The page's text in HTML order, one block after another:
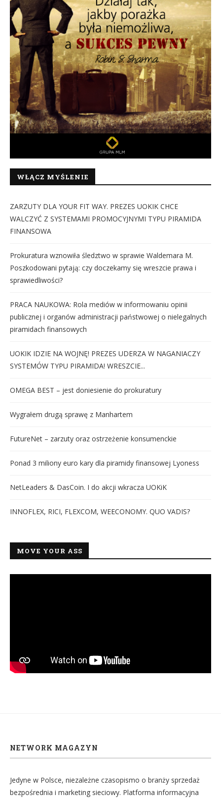
WŁĄCZ MYŚLENIE
ZARZUTY DLA YOUR FIT WAY. PREZES UOKIK CHCE
WALCZYĆ Z SYSTEMAMI PROMOCYJNYMI TYPU PIRAMIDA
FINANSOWA
Prokuratura wznowiła śledztwo w sprawie Waldemara M.
Poszkodowani pytają: czy doczekamy się wreszcie prawa i
sprawiedliwości?
PRACA NAUKOWA: Rola mediów w informowaniu opinii
publicznej i organów administracji państwowej o nielegalnych
piramidach finansowych
UOKIK IDZIE NA WOJNĘ! PREZES UDERZA W NAGANIACZY
SYSTEMÓW TYPU PIRAMIDA! WRESZCIE...
OMEGA BEST – jest doniesienie do prokuratury
Wygrałem drugą sprawę z Manhartem
FutureNet – zarzuty oraz ostrzeżenie konsumenckie
Ponad 3 miliony euro kary dla piramidy finansowej Lyoness
NetLeaders & DasCoin. I do akcji wkracza UOKiK
INNOFLEX, RICI, FLEXCOM, WEECONOMY. QUO VADIS?
MOVE YOUR ASS
NETWORK MAGAZYN
Jedyne w Polsce, niezależne czasopismo o branży sprzedaż
bezpośrednia i marketing sieciowy. Platforma informacyjna